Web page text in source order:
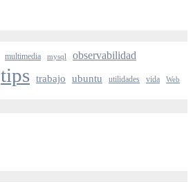
multimedia mysql observabilidad
tips trabajo ubuntu utilidades vida Web